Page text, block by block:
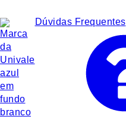
Dúvidas Frequentes